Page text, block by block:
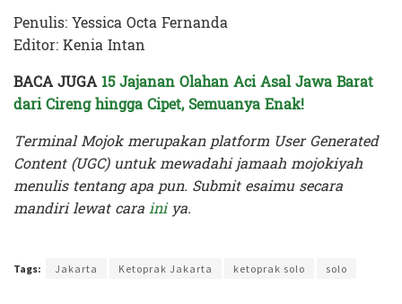
Penulis: Yessica Octa Fernanda
Editor: Kenia Intan
BACA JUGA 15 Jajanan Olahan Aci Asal Jawa Barat
dari Cireng hingga Cipet, Semuanya Enak!
Terminal Mojok merupakan platform User Generated
Content (UGC) untuk mewadahi jamaah mojokiyah
menulis tentang apa pun. Submit esaimu secara
mandiri lewat carainiya.
Tags: Jakarta Ketoprak Jakarta ketoprak solo solo